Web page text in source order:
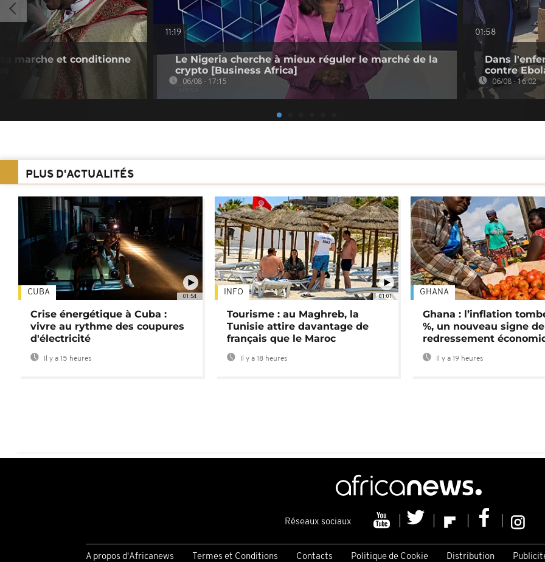
marche et conditionne
11:19
Le Nigeria cherche à mieux réguler le marché de la
crypto [Business Africa]
06/08 - 17:15
01:58
Dans
contre
06/08 - 16:02
PLUS D'ACTUALITÉS
01:54
CUBA
Crise énergétique à Cuba :
vivre au rythme des coupures
d'électricité
Il y a 15 heures
01:01
INFO
Tourisme : au Maghreb, la
Tunisie attire davantage de
français que le Maroc
Il y a 18 heures
GHANA
Ghana : l’inflation
%, un nouveau signe de
redressement
Il y a 19 heures
Réseaux sociaux
A propos d'Africanews Termes et Conditions Contacts Politique de Cookie Distribution